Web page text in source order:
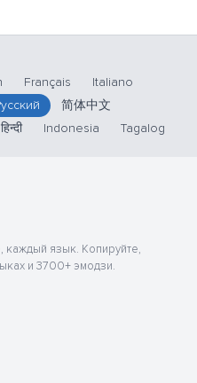
Français
Italiano
简体中文
हिन्दी Indonesia Tagalog
язык. Копируйте,
и 3700+ эмодзи.